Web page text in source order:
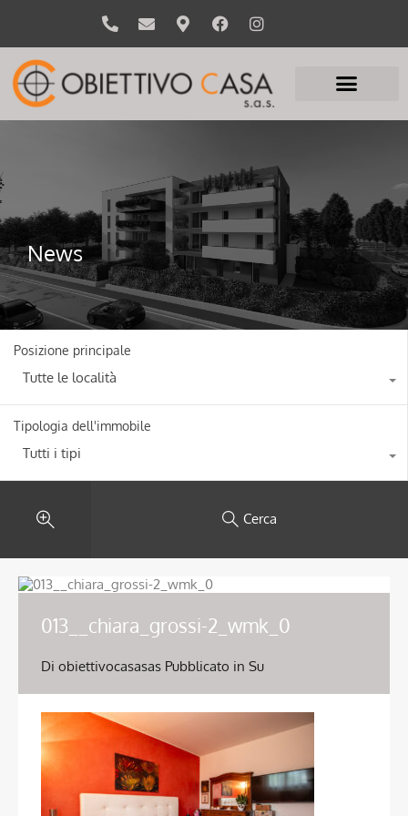
News
Posizione principale
Tutte le località
Tipologia dell'immobile
Tutti i tipi
Cerca
013__chiara_grossi-2_wmk_0
Di obiettivocasasas Pubblicato in Su